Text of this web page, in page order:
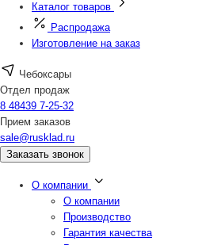
Каталог товаров
Распродажа
Изготовление на заказ
Чебоксары
Отдел продаж
8 48439 7-25-32
Прием заказов
sale@rusklad.ru
Заказать звонок
О компании
О компании
Производство
Гарантия качества